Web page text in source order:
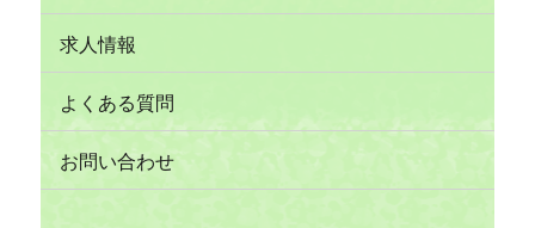
求人情報
よくある質問
お問い合わせ